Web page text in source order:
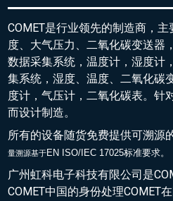
COMET是行业领先的制造商，
度、大气压力、二氧化碳变送器
数据采集系统，温度计，湿度计
集系统，湿度、温度、二氧化碳
度计，气压计，二氧化碳表。针
而设计制造。
所有的设备随货免费提供可溯源
量溯源基于EN ISO/IEC 17025标准要求。
广州虹科电子科技有限公司是
COMET中国的身份处理COMET